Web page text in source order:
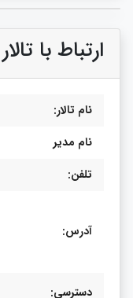
ارتباط با
نام تالار:
نام مدیر
تلفن:
آدرس:
دسترسی: